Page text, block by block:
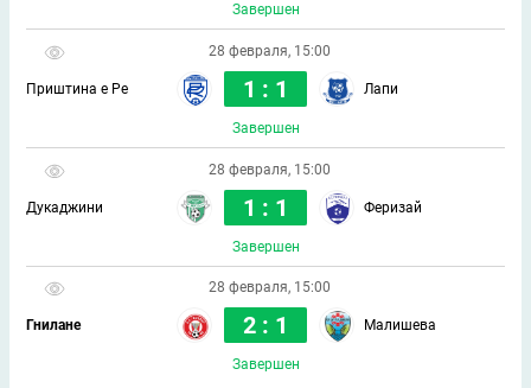
Завершен
28 февраля, 15:00
Приштина е Ре 1 : 1 Лапи
Завершен
28 февраля, 15:00
Дукаджини 1 : 1 Феризай
Завершен
28 февраля, 15:00
Гнилане 2 : 1 Малишева
Завершен